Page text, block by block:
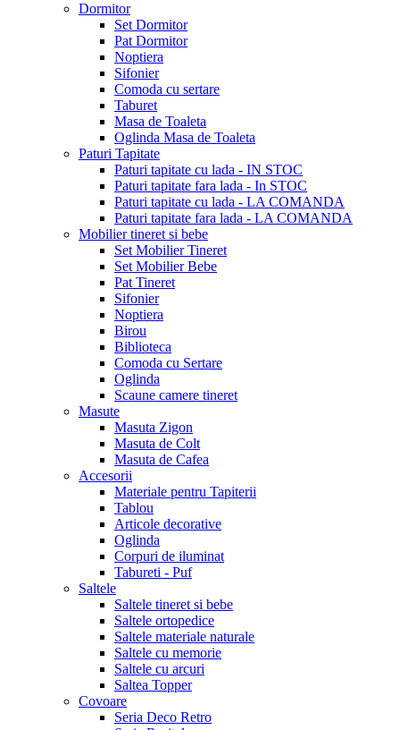
Dormitor
Set Dormitor
Pat Dormitor
Noptiera
Sifonier
Comoda cu sertare
Taburet
Masa de Toaleta
Oglinda Masa de Toaleta
Paturi Tapitate
Paturi tapitate cu lada - IN STOC
Paturi tapitate fara lada - In STOC
Paturi tapitate cu lada - LA COMANDA
Paturi tapitate fara lada - LA COMANDA
Mobilier tineret si bebe
Set Mobilier Tineret
Set Mobilier Bebe
Pat Tineret
Sifonier
Noptiera
Birou
Biblioteca
Comoda cu Sertare
Oglinda
Scaune camere tineret
Masute
Masuta Zigon
Masuta de Colt
Masuta de Cafea
Accesorii
Materiale pentru Tapiterii
Tablou
Articole decorative
Oglinda
Corpuri de iluminat
Tabureti - Puf
Saltele
Saltele tineret si bebe
Saltele ortopedice
Saltele materiale naturale
Saltele cu memorie
Saltele cu arcuri
Saltea Topper
Covoare
Seria Deco Retro